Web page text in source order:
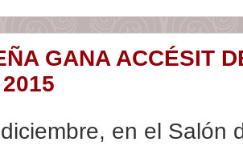
GANA ACCÉSIT
en el Salón